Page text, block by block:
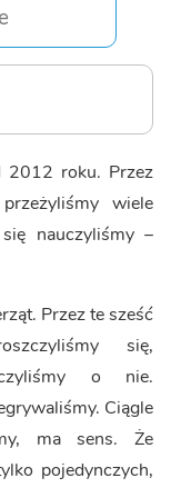
2012 roku. Przez
wiele
nauczyliśmy –
Przez te sześć
się,
o nie.
Ciągle
ma sens. Że
pojedynczych,